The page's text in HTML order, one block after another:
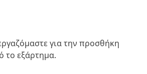
για την προσθήκη
το εξάρτημα.